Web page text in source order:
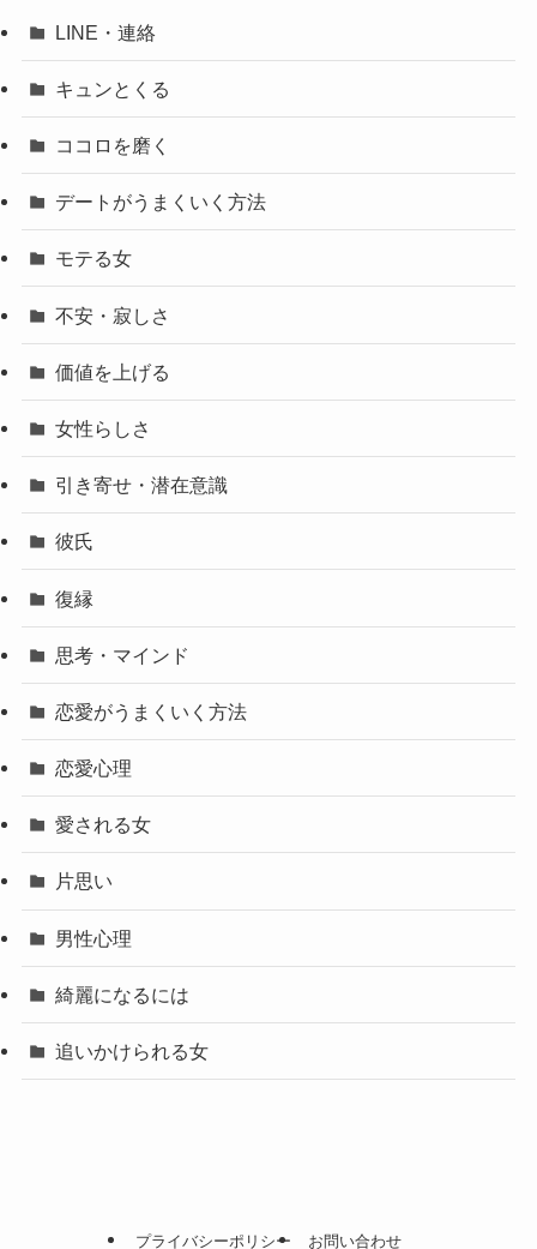
LINE・連絡
キュンとくる
ココロを磨く
デートがうまくいく方法
モテる女
不安・寂しさ
価値を上げる
女性らしさ
引き寄せ・潜在意識
彼氏
復縁
思考・マインド
恋愛がうまくいく方法
恋愛心理
愛される女
片思い
男性心理
綺麗になるには
追いかけられる女
プライバシーポリシー お問い合わせ